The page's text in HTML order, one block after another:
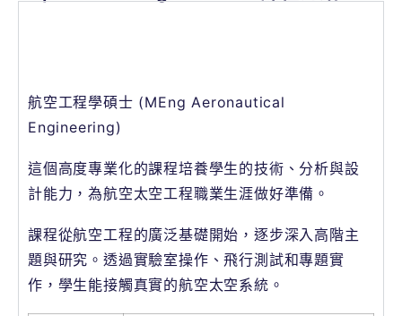
航空工程學碩士 (MEng Aeronautical
Engineering)
這個高度專業化的課程培養學生的技術、分析與設
計能力，為航空太空工程職業生涯做好準備。
課程從航空工程的廣泛基礎開始，逐步深入高階主
題與研究。透過實驗室操作、飛行測試和專題實
作，學生能接觸真實的航空太空系統。